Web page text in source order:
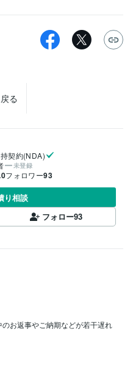
る
契約(NDA)
未登録
フォロワー93
り相談
フォロー93
お返事やご納期などが若干遅れ